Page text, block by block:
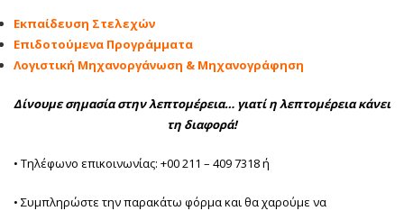
Εκπαίδευση Στελεχών
Επιδοτούμενα Προγράμματα
Λογιστική Μηχανοργάνωση & Μηχανογράφηση
Δίνουμε σημασία στην λεπτομέρεια… γιατί η λεπτομέρεια κάνει
τη διαφορά!
• Τηλέφωνο επικοινωνίας: +00 211 – 409 7318 ή
• Συμπληρώστε την παρακάτω φόρμα και θα χαρούμε να